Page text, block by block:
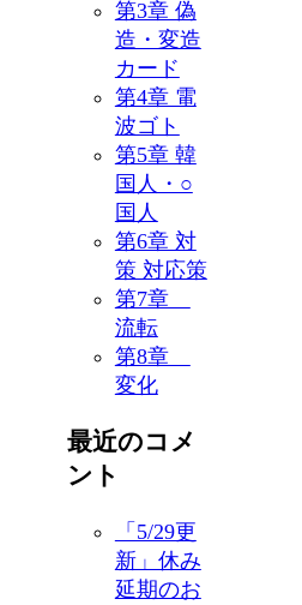
第3章 偽
造・変造
カード
第4章 電
波ゴト
第5章 韓
国人・○
国人
第6章 対
策 対応策
第7章
流転
第8章
変化
最近のコメ
ント
「5/29更
新」休み
延期のお